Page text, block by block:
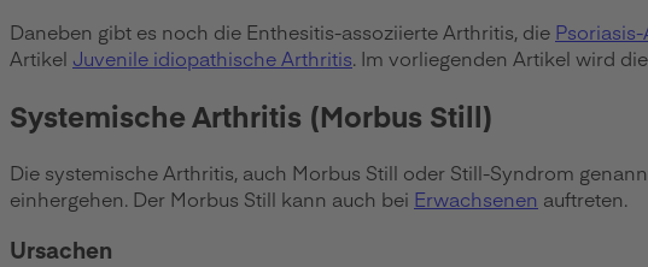
Daneben gibt es noch die Enthesitis-assoziierte Arthritis, die
Artikel Juvenile idiopathische Arthritis. Im vorliegenden Artikel wird
Systemische Arthritis (Morbus Still)
Die systemische Arthritis, auch Morbus Still oder Still-Syndrom
einhergehen. Der Morbus Still kann auch bei Erwachsenen auftreten.
Ursachen